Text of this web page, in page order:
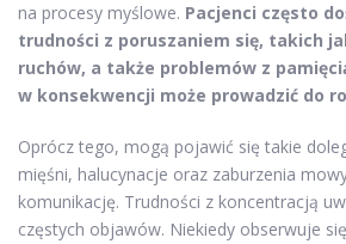
na procesy myślowe. Pacjenci często
trudności z poruszaniem się, takich
ruchów, a także problemów z
w konsekwencji może prowadzić do
Oprócz tego, mogą pojawić się takie
mięśni, halucynacje oraz zaburzenia
komunikację. Trudności z koncentracją
częstych objawów. Niekiedy obserwuje